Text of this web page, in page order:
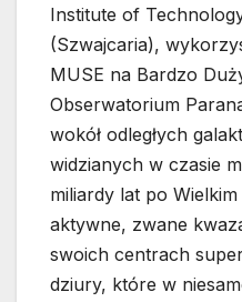
Institute of
(Szwajcaria),
MUSE na Bardzo
Obserwatorium
wokół odległych
widzianych w czasie
miliardy lat po
aktywne, zwane
swoich centrach
dziury, które w